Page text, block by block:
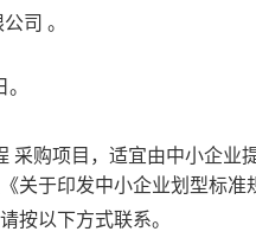
司 。
采购项目 ， 适宜由中小企业
关于印发中小企业划型标
按以下方式联系。